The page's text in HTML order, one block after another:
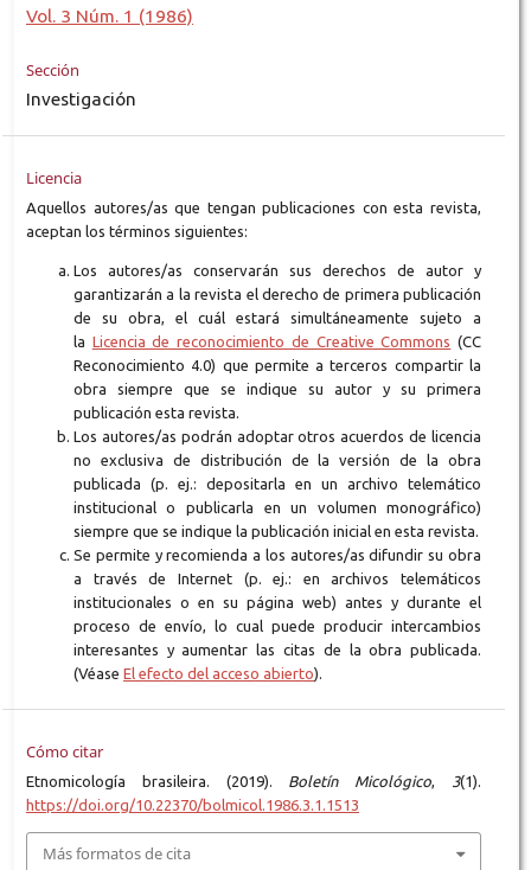
Vol. 3 Núm. 1 (1986)
Sección
Investigación
Licencia
Aquellos autores/as que tengan publicaciones con esta revista,
aceptan los términos siguientes:
Los autores/as conservarán sus derechos de autor y
garantizarán a la revista el derecho de primera publicación
de su obra, el cuál estará simultáneamente sujeto a
la Licencia de reconocimiento de Creative Commons (CC
Reconocimiento 4.0) que permite a terceros compartir la
obra siempre que se indique su autor y su primera
publicación esta revista.
Los autores/as podrán adoptar otros acuerdos de licencia
no exclusiva de distribución de la versión de la obra
publicada (p. ej.: depositarla en un archivo telemático
institucional o publicarla en un volumen monográfico)
siempre que se indique la publicación inicial en esta revista.
Se permite y recomienda a los autores/as difundir su obra
a través de Internet (p. ej.: en archivos telemáticos
institucionales o en su página web) antes y durante el
proceso de envío, lo cual puede producir intercambios
interesantes y aumentar las citas de la obra publicada.
(Véase El efecto del acceso abierto).
Cómo citar
Etnomicología brasileira. (2019). Boletín Micológico, 3(1).
https://doi.org/10.22370/bolmicol.1986.3.1.1513
Más formatos de cita